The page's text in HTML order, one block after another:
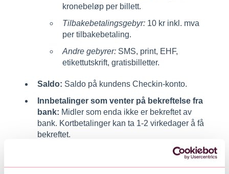
kronebeløp per billett.
Tilbakebetalingsgebyr: 10 kr inkl. mva
per tilbakebetaling.
Andre gebyrer: SMS, print, EHF,
etikettutskrift, gratisbilletter.
Saldo: Saldo på kundens Checkin-konto.
Innbetalinger som venter på bekreftelse fra
bank: Midler som enda ikke er bekreftet av
bank. Kortbetalinger kan ta 1-2 virkedager å få
bekreftet.
Beløpet som kan